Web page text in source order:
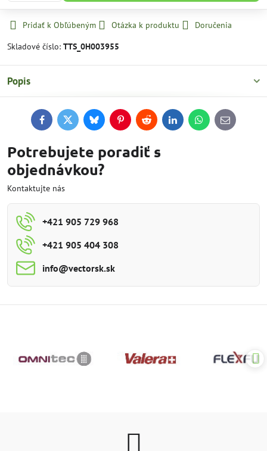
Pridať k Obľúbeným Otázka k produktu
Doručenia
Skladové číslo: TTS_0H003955
Popis
FacebookTwitterBlueskyPinterestReddit LinkedInWhatsApp
E-
mail
Potrebujete poradiť s
objednávkou?
Kontaktujte nás
+421 905 729 968
+421 905 404 308
info​@vectorsk​.sk